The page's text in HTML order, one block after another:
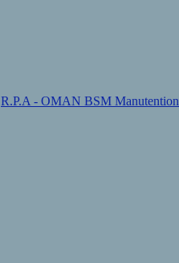
R.P.A - OMAN BSM Manutention